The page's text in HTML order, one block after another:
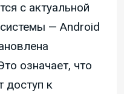
с актуальной
— Android
означает, что
доступ к